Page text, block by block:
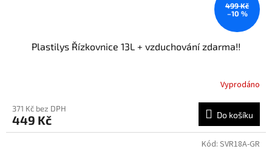
499 Kč
–10 %
Plastilys Řízkovnice 13L + vzduchování zdarma!!
Vyprodáno
371 Kč bez DPH
449 Kč Do košíku
Kód: SVR18A-GR